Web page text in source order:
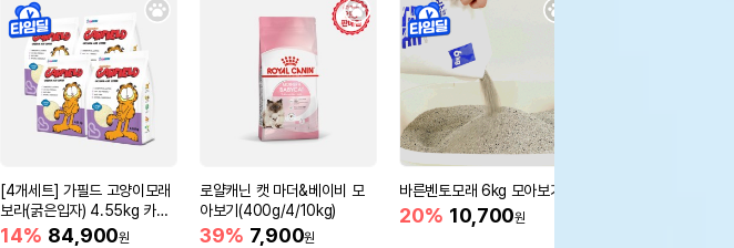
[4개세트] 가필드 고양이모래
보라(굵은입자) 4.55kg 카사
바모래
14% 84,900원
로얄캐닌 캣 마더&베이비 모
아보기(400g/4/10kg)
39% 7,900원
바른벤토모래 6kg 모아보기
20% 10,700원